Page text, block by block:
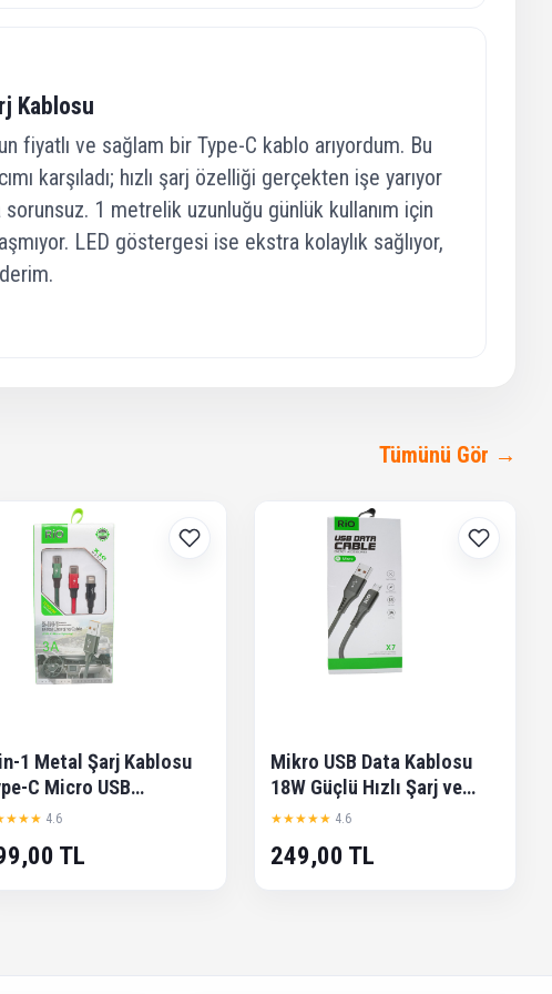
Kablosu
fiyatlı ve sağlam bir Type-C kablo arıyordum. Bu
karşıladı; hızlı şarj özelliği gerçekten işe yarıyor
sorunsuz. 1 metrelik uzunluğu günlük kullanım için
LED göstergesi ise ekstra kolaylık sağlıyor,
Tümünü Gör →
1 Metal Şarj Kablosu
C Micro USB
Uyumlu Hızlı Şarj
4.6
TL
Mikro USB Data Kablosu
18W Güçlü Hızlı Şarj ve
Data Transfer
★★★★★ 4.6
249,00 TL